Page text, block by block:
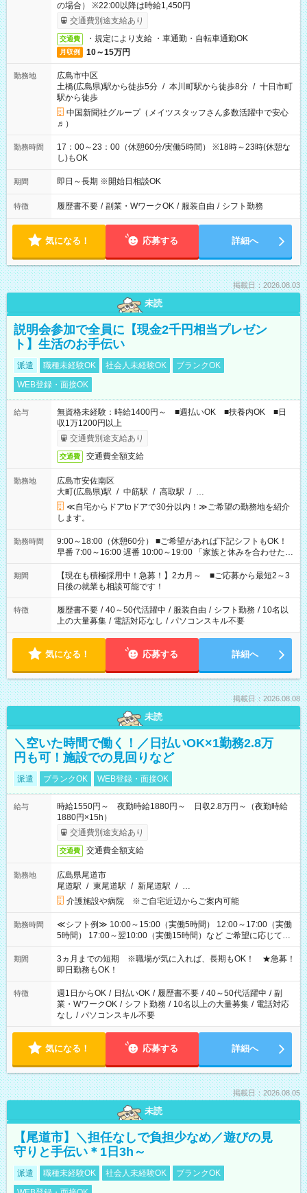
の場合） ※22:00以降は時給1,450円
交通費別途支給あり
交通費 ・規定により支給 ・車通勤・自転車通勤OK
月収例 10～15万円
勤務地
広島市中区
土橋(広島県)駅から徒歩5分 / 本川町駅から徒歩8分 / 十日市町
駅から徒歩
中国新聞社グループ（メイツスタッフさん多数活躍中で安心
♬）
勤務時間
17：00～23：00（休憩60分/実働5時間） ※18時～23時(休憩な
し)もOK
期間 即日～長期 ※開始日相談OK
特徴 履歴書不要 / 副業・WワークOK / 服装自由 / シフト勤務
気になる！ 応募する 詳細へ
掲載日：2026.08.03
未読
説明会参加で全員に【現金2千円相当プレゼン
ト】生活のお手伝い
派遣 職種未経験OK 社会人未経験OK
ブランクOK
WEB登録・面接OK
給与
無資格未経験：時給1400円～ ■週払いOK ■扶養内OK ■日
収1万1200円以上
交通費別途支給あり
交通費 交通費全額支給
勤務地
広島市安佐南区
大町(広島県)駅 / 中筋駅 / 高取駅 / …
≪自宅からドアtoドアで30分以内！≫ご希望の勤務地を紹介
します。
勤務時間
9:00～18:00（休憩60分） ■ご希望があれば下記シフトもOK！
早番 7:00～16:00 遅番 10:00～19:00 「家族と休みを合わせた
い」 「余裕を持って夕飯の準備がしたい」 「できれば残業はし
たくない」 など、ご希望を教えてくださいね。 ※Wワーク希望
の方へ 今ご覧のお仕事で希望する勤務時間と、もう1つのお仕事
の勤務時間。 合計で週40時間を超える場合は応募できません。
期間
【現在も積極採用中！急募！】2カ月～ ■ご応募から最短2～3
日後の就業も相談可能です！
特徴 履歴書不要 / 40～50代活躍中 / 服装自由 / シフト勤務 / 10名以
上の大量募集 / 電話対応なし / パソコンスキル不要
気になる！ 応募する 詳細へ
掲載日：2026.08.08
未読
＼空いた時間で働く！／日払いOK×1勤務2.8万
円も可！施設での見回りなど
派遣 ブランクOK WEB登録・面接OK
給与
時給1550円～ 夜勤時給1880円～ 日収2.8万円～（夜勤時給
1880円×15h）
交通費別途支給あり
交通費 交通費全額支給
勤務地
広島県尾道市
尾道駅 / 東尾道駅 / 新尾道駅 / …
介護施設や病院 ※ご自宅近辺からご案内可能
勤務時間
≪シフト例≫ 10:00～15:00（実働5時間） 12:00～17:00（実働
5時間） 17:00～翌10:00（実働15時間）など ご希望に応じて、
働く時間は調整できます！ お気軽に担当へ相談ください！
期間
3ヵ月までの短期 ※職場が気に入れば、長期もOK！ ★急募！
即日勤務もOK！
特徴 週1日からOK / 日払いOK / 履歴書不要 / 40～50代活躍中 / 副
業・WワークOK / シフト勤務 / 10名以上の大量募集 / 電話対応
なし / パソコンスキル不要
気になる！ 応募する 詳細へ
掲載日：2026.08.05
未読
【尾道市】＼担任なしで負担少なめ／遊びの見
守りと手伝い＊1日3h～
派遣 職種未経験OK 社会人未経験OK
ブランクOK